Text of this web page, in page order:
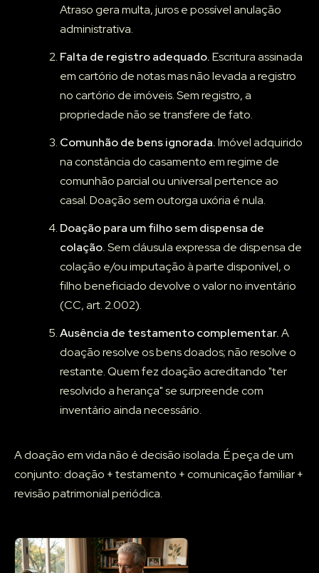
Atraso gera multa, juros e possível anulação
administrativa.
Falta de registro adequado.Escritura assinada
em cartório de notas mas não levada a registro
no cartório de imóveis. Sem registro, a
propriedade não se transfere de fato.
Comunhão de bens ignorada.Imóvel adquirido
na constância do casamento em regime de
comunhão parcial ou universal pertence ao
casal. Doação sem outorga uxória é nula.
Doação para um filho sem dispensa de
colação.Sem cláusula expressa de dispensa de
colação e/ou imputação à parte disponível, o
filho beneficiado devolve o valor no inventário
(CC, art. 2.002).
Ausência de testamento complementar.A
doação resolve os bens doados; não resolve o
restante. Quem fez doação acreditando "ter
resolvido a herança" se surpreende com
inventário ainda necessário.
A doação em vida não é decisão isolada. É peça de um
conjunto: doação + testamento + comunicação familiar +
revisão patrimonial periódica.